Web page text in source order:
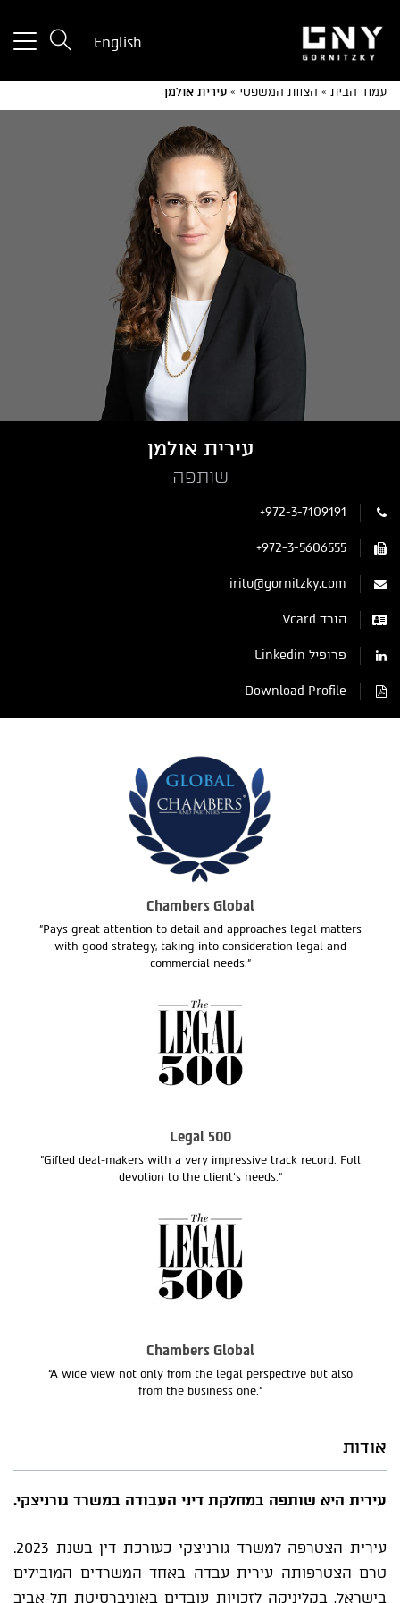
English
עמוד הבית » הצוות המשפטי » עירית אולמן
עירית אולמן
שותפה
+972-3-7109191
+972-3-5606555
iritu@gornitzky.com
הורד Vcard
פרופיל Linkedin
Download Profile
Chambers Global
"Pays great attention to detail and approaches legal matters
with good strategy, taking into consideration legal and
commercial needs."
Legal 500
"Gifted deal-makers with a very impressive track record. Full
devotion to the client’s needs.“
Chambers Global
“A wide view not only from the legal perspective but also
from the business one.”
אודות
עירית היא שותפה במחלקת דיני העבודה במשרד גורניצקי.
עירית הצטרפה למשרד גורניצקי כעורכת דין בשנת 2023.
טרם הצטרפותה עירית עבדה באחד המשרדים המובילים
בישראל, בקליניקה לזכויות עובדים באוניברסיטת תל-אביב